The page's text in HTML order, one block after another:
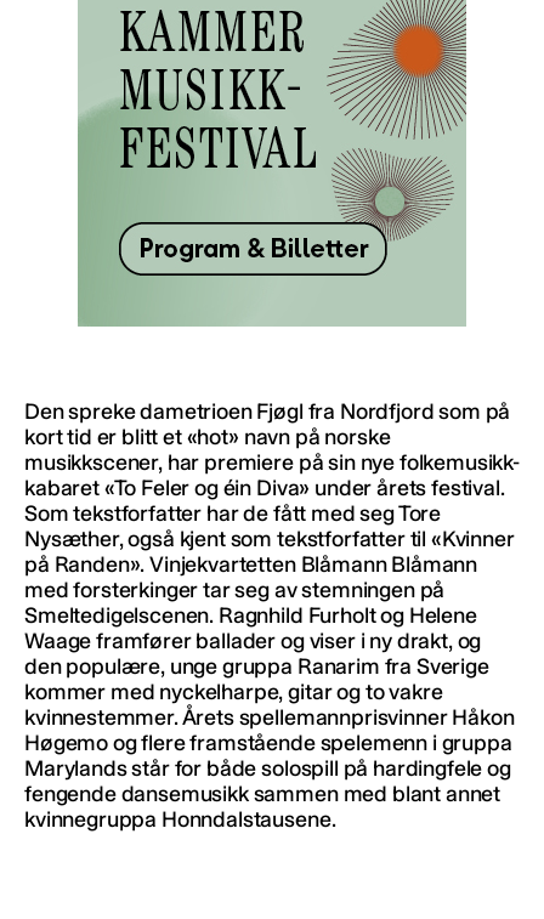
Den spreke dametrioen Fjøgl fra Nordfjord som på
kort tid er blitt et «hot» navn på norske
musikkscener, har premiere på sin nye folkemusikk-
kabaret «To Feler og éin Diva» under årets festival.
Som tekstforfatter har de fått med seg Tore
Nysæther, også kjent som tekstforfatter til «Kvinner
på Randen». Vinjekvartetten Blåmann Blåmann
med forsterkinger tar seg av stemningen på
Smeltedigelscenen. Ragnhild Furholt og Helene
Waage framfører ballader og viser i ny drakt, og
den populære, unge gruppa Ranarim fra Sverige
kommer med nyckelharpe, gitar og to vakre
kvinnestemmer. Årets spellemannprisvinner Håkon
Høgemo og flere framstående spelemenn i gruppa
Marylands står for både solospill på hardingfele og
fengende dansemusikk sammen med blant annet
kvinnegruppa Honndalstausene.